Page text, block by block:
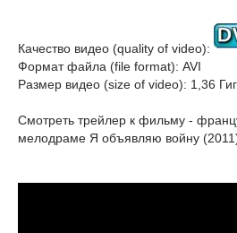
Качество видео (quality of video):
Формат файла (file format): AVI
Размер видео (size of video): 1,36
Смотреть трейлер к фильму -
мелодраме Я объявляю войну